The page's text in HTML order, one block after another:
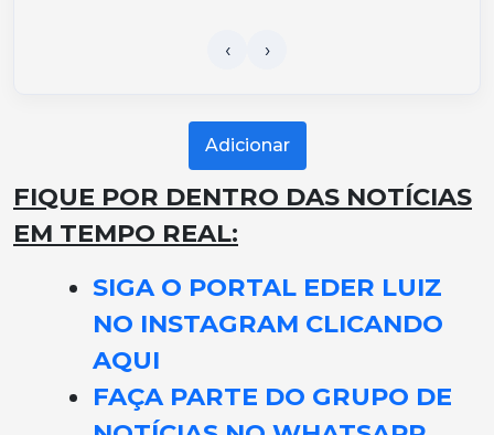
Adicionar
FIQUE POR DENTRO DAS NOTÍCIAS
EM TEMPO REAL:
SIGA O PORTAL EDER LUIZ
NO INSTAGRAM CLICANDO
AQUI
FAÇA PARTE DO GRUPO DE